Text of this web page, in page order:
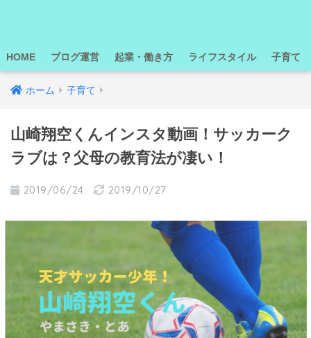
HOME ブログ運営 起業・働き方 ライフスタイル 子育て
ホーム 子育て
山崎翔空くんインスタ動画！サッカーク
ラブは？父母の教育法が凄い！
2019/06/24 2019/10/27